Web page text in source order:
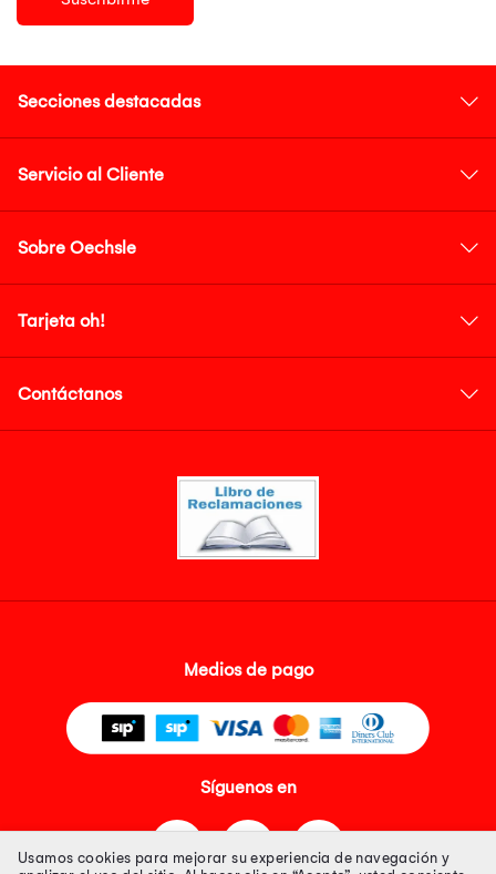
Secciones destacadas
Servicio al Cliente
Sobre Oechsle
Tarjeta oh!
Contáctanos
Medios de pago
Síguenos en
Usamos cookies para mejorar su experiencia de navegación y